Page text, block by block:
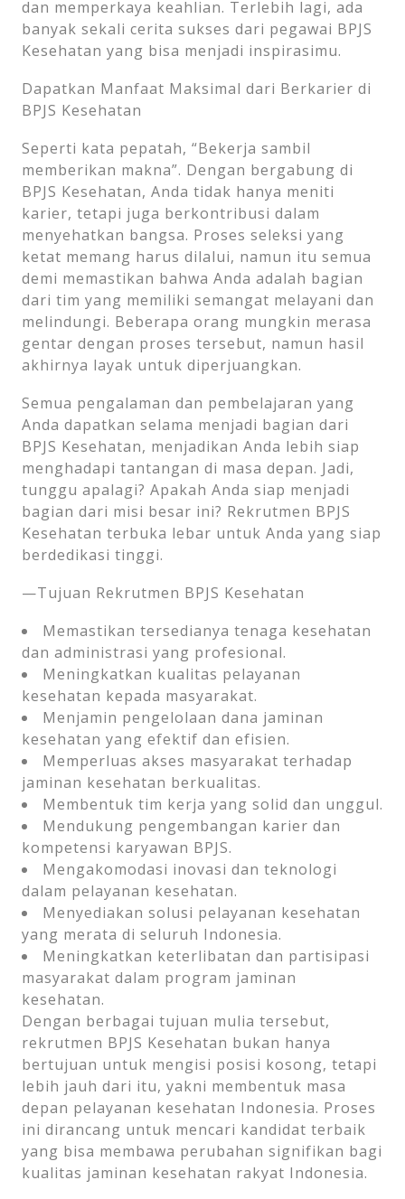
dan memperkaya keahlian. Terlebih lagi, ada
banyak sekali cerita sukses dari pegawai BPJS
Kesehatan yang bisa menjadi inspirasimu.
Dapatkan Manfaat Maksimal dari Berkarier di
BPJS Kesehatan
Seperti kata pepatah, “Bekerja sambil
memberikan makna”. Dengan bergabung di
BPJS Kesehatan, Anda tidak hanya meniti
karier, tetapi juga berkontribusi dalam
menyehatkan bangsa. Proses seleksi yang
ketat memang harus dilalui, namun itu semua
demi memastikan bahwa Anda adalah bagian
dari tim yang memiliki semangat melayani dan
melindungi. Beberapa orang mungkin merasa
gentar dengan proses tersebut, namun hasil
akhirnya layak untuk diperjuangkan.
Semua pengalaman dan pembelajaran yang
Anda dapatkan selama menjadi bagian dari
BPJS Kesehatan, menjadikan Anda lebih siap
menghadapi tantangan di masa depan. Jadi,
tunggu apalagi? Apakah Anda siap menjadi
bagian dari misi besar ini? Rekrutmen BPJS
Kesehatan terbuka lebar untuk Anda yang siap
berdedikasi tinggi.
—Tujuan Rekrutmen BPJS Kesehatan
Memastikan tersedianya tenaga kesehatan
dan administrasi yang profesional.
Meningkatkan kualitas pelayanan
kesehatan kepada masyarakat.
Menjamin pengelolaan dana jaminan
kesehatan yang efektif dan efisien.
Memperluas akses masyarakat terhadap
jaminan kesehatan berkualitas.
Membentuk tim kerja yang solid dan unggul.
Mendukung pengembangan karier dan
kompetensi karyawan BPJS.
Mengakomodasi inovasi dan teknologi
dalam pelayanan kesehatan.
Menyediakan solusi pelayanan kesehatan
yang merata di seluruh Indonesia.
Meningkatkan keterlibatan dan partisipasi
masyarakat dalam program jaminan
kesehatan.
Dengan berbagai tujuan mulia tersebut,
rekrutmen BPJS Kesehatan bukan hanya
bertujuan untuk mengisi posisi kosong, tetapi
lebih jauh dari itu, yakni membentuk masa
depan pelayanan kesehatan Indonesia. Proses
ini dirancang untuk mencari kandidat terbaik
yang bisa membawa perubahan signifikan bagi
kualitas jaminan kesehatan rakyat Indonesia.